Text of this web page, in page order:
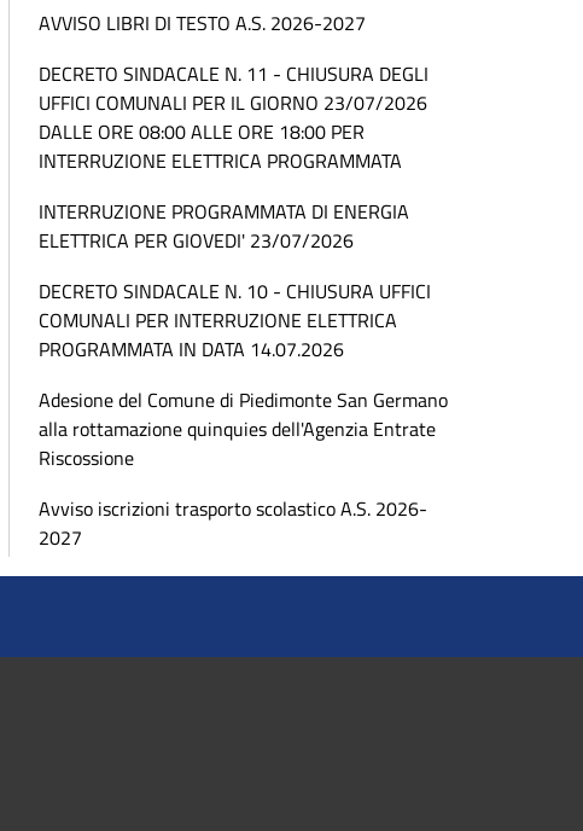
AVVISO LIBRI DI TESTO A.S. 2026-2027
DECRETO SINDACALE N. 11 - CHIUSURA DEGLI
UFFICI COMUNALI PER IL GIORNO 23/07/2026
DALLE ORE 08:00 ALLE ORE 18:00 PER
INTERRUZIONE ELETTRICA PROGRAMMATA
INTERRUZIONE PROGRAMMATA DI ENERGIA
ELETTRICA PER GIOVEDI' 23/07/2026
DECRETO SINDACALE N. 10 - CHIUSURA UFFICI
COMUNALI PER INTERRUZIONE ELETTRICA
PROGRAMMATA IN DATA 14.07.2026
Adesione del Comune di Piedimonte San Germano
alla rottamazione quinquies dell'Agenzia Entrate
Riscossione
Avviso iscrizioni trasporto scolastico A.S. 2026-
2027